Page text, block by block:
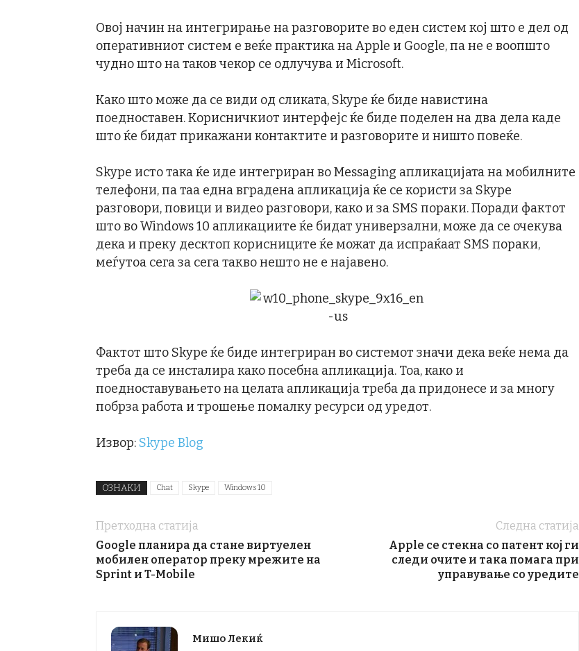
Овој начин на интегрирање на разговорите во еден систем кој што е дел од
оперативниот систем е веќе практика на Apple и Google, па не е воопшто
чудно што на таков чекор се одлучува и Microsoft.
Како што може да се види од сликата, Skype ќе биде навистина
поедноставен. Корисничкиот интерфејс ќе биде поделен на два дела каде
што ќе бидат прикажани контактите и разговорите и ништо повеќе.
Skype исто така ќе иде интегриран во Messaging апликацијата на мобилните
телефони, па таа една вградена апликација ќе се користи за Skype
разговори, повици и видео разговори, како и за SMS пораки. Поради фактот
што во Windows 10 апликациите ќе бидат универзални, може да се очекува
дека и преку десктоп корисниците ќе можат да испраќаат SMS пораки,
меѓутоа сега за сега такво нешто не е најавено.
Фактот што Skype ќе биде интегриран во системот значи дека веќе нема да
треба да се инсталира како посебна апликација. Тоа, како и
поедноставувањето на целата апликација треба да придонесе и за многу
побрза работа и трошење помалку ресурси од уредот.
Извор: Skype Blog
ОЗНАКИ Chat Skype Windows 10
Претходна статија
Google планира да стане виртуелен
мобилен оператор преку мрежите на
Sprint и T-Mobile
Следна статија
Apple се стекна со патент кој ги
следи очите и така помага при
управување со уредите
Мишо Лекиќ